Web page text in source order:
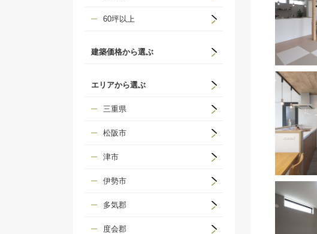
60坪以上
建築価格から選ぶ
エリアから選ぶ
三重県
松阪市
津市
伊勢市
多気郡
度会郡